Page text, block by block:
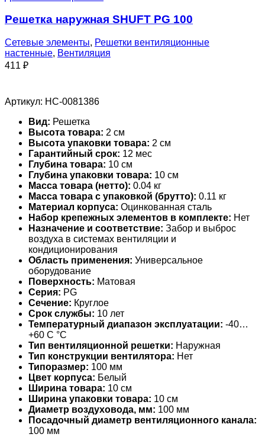
Решетка наружная SHUFT PG 100
Сетевые элементы, Решетки вентиляционные
настенные, Вентиляция
411 ₽
Артикул: НС-0081386
Вид: Решетка
Высота товара: 2 см
Высота упаковки товара: 2 см
Гарантийный срок: 12 мес
Глубина товара: 10 см
Глубина упаковки товара: 10 см
Масса товара (нетто): 0.04 кг
Масса товара с упаковкой (брутто): 0.11 кг
Материал корпуса: Оцинкованная сталь
Набор крепежных элементов в комплекте: Нет
Назначение и соответствие: Забор и выброс
воздуха в системах вентиляции и
кондиционирования
Область применения: Универсальное
оборудование
Поверхность: Матовая
Серия: PG
Сечение: Круглое
Срок службы: 10 лет
Температурный диапазон эксплуатации: -40…
+60 С °С
Тип вентиляционной решетки: Наружная
Тип конструкции вентилятора: Нет
Типоразмер: 100 мм
Цвет корпуса: Белый
Ширина товара: 10 см
Ширина упаковки товара: 10 см
Диаметр воздуховода, мм: 100 мм
Посадочный диаметр вентиляционного канала:
100 мм